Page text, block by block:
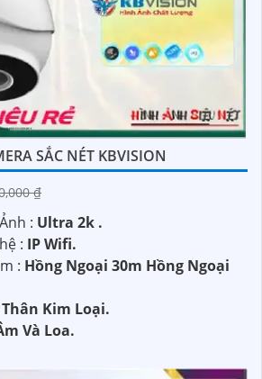
SẮC NÉT KBVISION
₫
: Ultra 2k .
: IP Wifi.
: Hồng Ngoại 30m Hồng Ngoại
Thân Kim Loại.
Và Loa.